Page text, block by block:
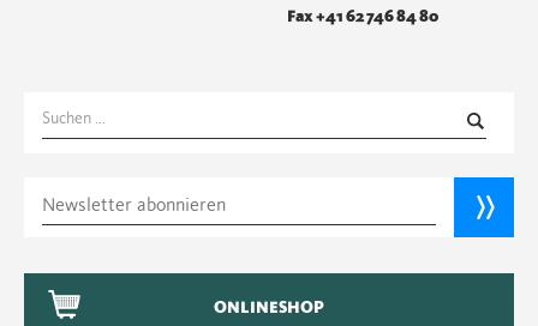
Fax +41 62 746 84 80
Suchen
nach:
ONLINESHOP